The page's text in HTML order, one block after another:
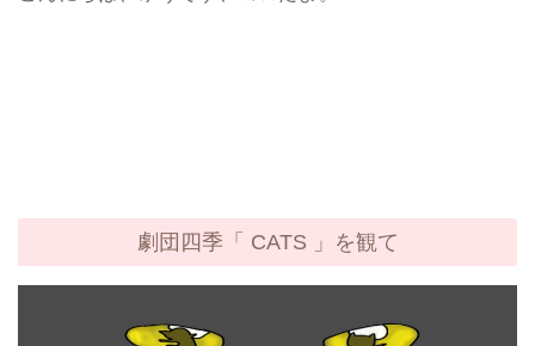
劇団四季「 CATS 」を観て